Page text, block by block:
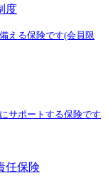
度
える保険です(会員限
サポートする保険です
任保険